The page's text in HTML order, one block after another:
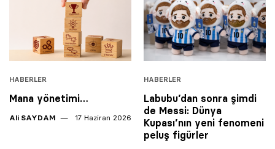
HABERLER
Mana yönetimi…
Ali SAYDAM 17 Haziran 2026
HABERLER
Labubu’dan sonra şimdi
de Messi: Dünya
Kupası’nın yeni fenomeni
peluş figürler